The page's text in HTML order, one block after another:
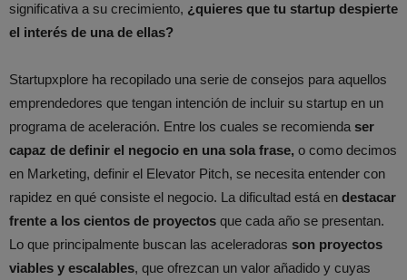
significativa a su crecimiento, ¿quieres que tu startup despierte
el interés de una de ellas?
Startupxplore ha recopilado una serie de consejos para aquellos
emprendedores que tengan intención de incluir su startup en un
programa de aceleración. Entre los cuales se recomienda ser
capaz de definir el negocio en una sola frase, o como decimos
en Marketing, definir el Elevator Pitch, se necesita entender con
rapidez en qué consiste el negocio. La dificultad está en destacar
frente a los cientos de proyectos que cada año se presentan.
Lo que principalmente buscan las aceleradoras son proyectos
viables y escalables, que ofrezcan un valor añadido y cuyas